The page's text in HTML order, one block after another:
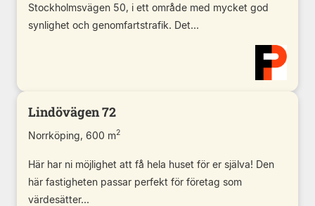
Stockholmsvägen 50, i ett område med mycket god
synlighet och genomfartstrafik. Det...
Lindövägen 72
Norrköping, 600 m2
Här har ni möjlighet att få hela huset för er själva! Den
här fastigheten passar perfekt för företag som
värdesätter...